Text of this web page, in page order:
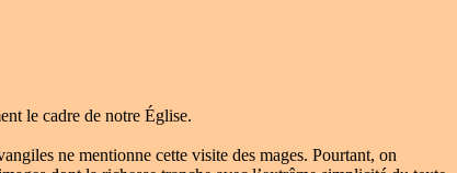
le cadre de notre Église.
ne mentionne cette visite des mages. Pourtant, on